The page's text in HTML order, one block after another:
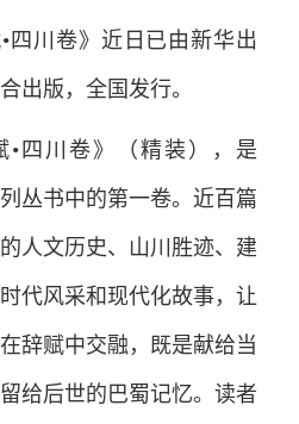
四川卷》近日已由新华出
出版，全国发行。
•四川卷》（精装），是
丛书中的第一卷。近百篇
人文历史、山川胜迹、建
代风采和现代化故事，让
辞赋中交融，既是献给当
给后世的巴蜀记忆。读者